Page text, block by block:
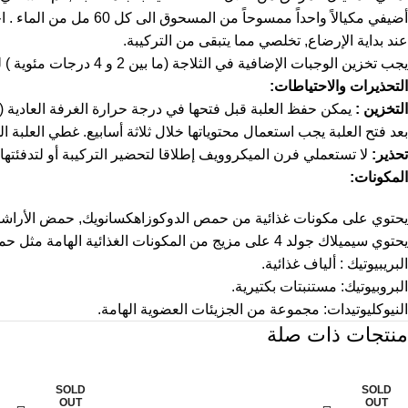
أضيفي مكيالاً واحداً ممسوحاً من المسحوق الى كل 60 مل من الماء . اخلطي حتى يذوب تماماً . تأكدي من حرارة الوجبة, ثم أطعمي طفلك.
عند بداية الإرضاع, تخلصي مما يتبقى من التركيبة.
يجب تخزين الوجبات الإضافية في الثلاجة (ما بين 2 و 4 درجات مئوية ) لمدة 24 ساعة.
التحذيرات والاحتياطات:
التخزين : يمكن حفظ العلبة قبل فتحها في درجة حرارة الغرفة العادية ( لا تتعدى 25
بعد فتح العلبة يجب استعمال محتوياتها خلال ثلاثة أسابيع. غطي
تحذير: لا تستعملي فرن الميكروويف إطلاقا لتحضير التركيبة أو
المكونات:
يحتوي على مكونات غذائية من حمص الدوكوزاهكسانويك, حمض الأراشيدونك , أوميجا 3 و 6 ,
يحتوي سيميلاك جولد 4 على مزيج من المكونات الغذائية الهامة مثل حمض الدوكوزاهكسانويك واللوتين
البريبيوتيك : ألياف غذائية.
البروبيوتيك: مستنبتات بكتيرية.
النيوكليوتيدات: مجموعة من الجزيئات العضوية الهامة.
منتجات ذات صلة
SOLD
OUT
SOLD
OUT